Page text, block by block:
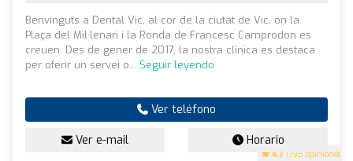
4.7 (195 opiniones)
Benvinguts a Dental Vic, al cor de la ciutat de Vic, on la
Plaça del Mil·lenari i la Ronda de Francesc Camprodon es
creuen. Des de gener de 2017, la nostra clínica es destaca
per oferir un servei o... Seguir leyendo
Ver teléfono
Ver e-mail Horario